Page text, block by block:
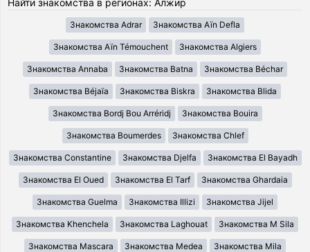
Знакомства Adrar Знакомства Aïn Defla
Знакомства Aïn Témouchent Знакомства Algiers
Знакомства Annaba Знакомства Batna Знакомства Béchar
Знакомства Béjaïa Знакомства Biskra Знакомства Blida
Знакомства Bordj Bou Arréridj Знакомства Bouira
Знакомства Boumerdes Знакомства Chlef
Знакомства Constantine Знакомства Djelfa Знакомства El Bayadh
Знакомства El Oued Знакомства El Tarf Знакомства Ghardaia
Знакомства Guelma Знакомства Illizi Знакомства Jijel
Знакомства Khenchela Знакомства Laghouat Знакомства M Sila
Знакомства Mascara Знакомства Medea Знакомства Mila